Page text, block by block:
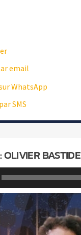
email
WhatsApp
SMS
OLIVIER BASTIDE